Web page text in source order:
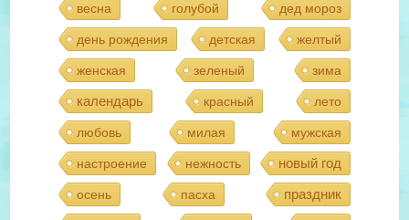
весна голубой дед мороз
день рождения детская желтый
женская зеленый зима
календарь красный лето
любовь милая мужская
настроение нежность новый год
осень пасха
праздник